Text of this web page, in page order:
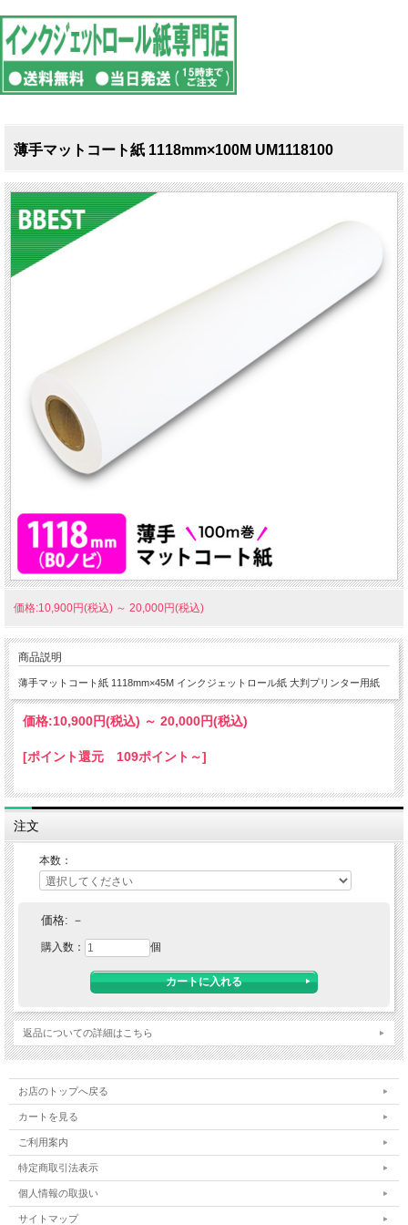
薄手マットコート紙 1118mm×100M UM1118100
価格:10,900円(税込) ～ 20,000円(税込)
商品説明
薄手マットコート紙 1118mm×45M インクジェットロール紙 大判プリンター用紙
価格:10,900円(税込) ～ 20,000円(税込)
[ポイント還元 109ポイント～]
注文
本数：
価格: －
購入数： 個
返品についての詳細はこちら
お店のトップへ戻る
カートを見る
ご利用案内
特定商取引法表示
個人情報の取扱い
サイトマップ